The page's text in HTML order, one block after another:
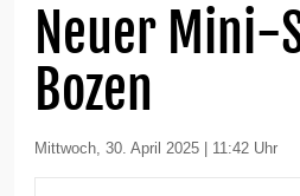
Neuer
Bozen
Mittwoch, 30. April 2025 | 11:42 Uhr